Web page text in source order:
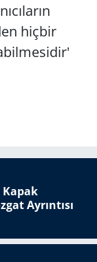
hiçbir
Ayrıntısı